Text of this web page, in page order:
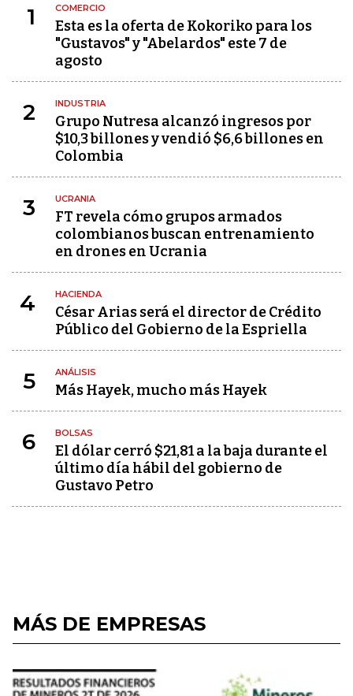
1 COMERCIO
Esta es la oferta de Kokoriko para los
"Gustavos" y "Abelardos" este 7 de
agosto
2 INDUSTRIA
Grupo Nutresa alcanzó ingresos por
$10,3 billones y vendió $6,6 billones en
Colombia
3 UCRANIA
FT revela cómo grupos armados
colombianos buscan entrenamiento
en drones en Ucrania
4 HACIENDA
César Arias será el director de Crédito
Público del Gobierno de la Espriella
5 ANÁLISIS
Más Hayek, mucho más Hayek
6 BOLSAS
El dólar cerró $21,81 a la baja durante el
último día hábil del gobierno de
Gustavo Petro
MÁS DE EMPRESAS